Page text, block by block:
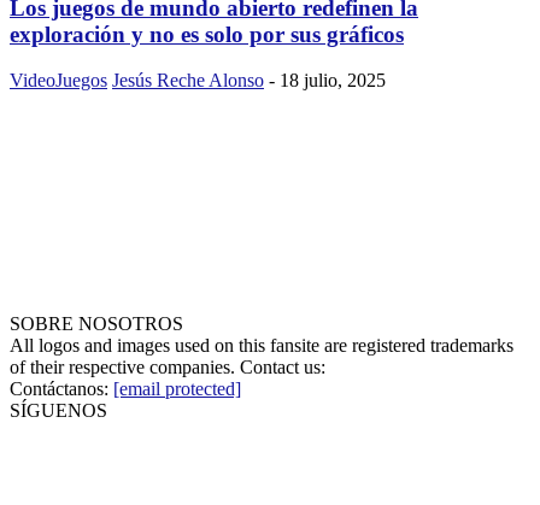
Los juegos de mundo abierto redefinen la
exploración y no es solo por sus gráficos
VideoJuegos Jesús Reche Alonso - 18 julio, 2025
SOBRE NOSOTROS
All logos and images used on this fansite are registered trademarks
of their respective companies. Contact us:
Contáctanos: [email protected]
SÍGUENOS